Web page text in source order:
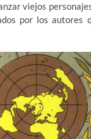
viejos
por los autores